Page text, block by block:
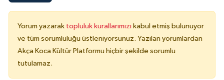
Yorum yazarak topluluk kurallarımızı kabul etmiş bulunuyor
ve tüm sorumluluğu üstleniyorsunuz. Yazılan yorumlardan
Akça Koca Kültür Platformu hiçbir şekilde sorumlu
tutulamaz.